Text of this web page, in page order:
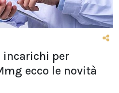
incarichi per
ecco le novità